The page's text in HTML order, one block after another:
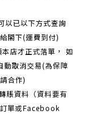
以已以下方式查詢
閣下(運費到付)
店才正式落單， 如
動取消交易(為保障
合作)
賬資料（資料要有
單或Facebook